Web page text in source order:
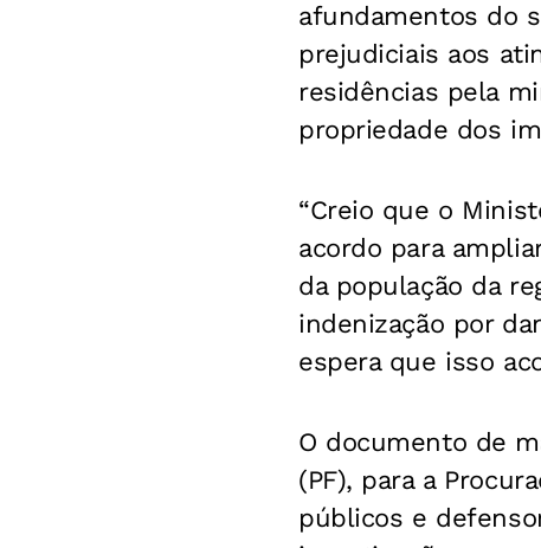
afundamentos do
prejudiciais aos
residências pela
propriedade dos
“Creio que o
acordo para
da população da
indenização por
espera que isso
O documento de
(PF), para a
públicos e